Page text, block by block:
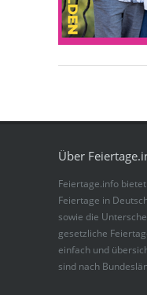
Über
Feiertage.info
Feiertage in
sowie die
gesetzliche
einfach und
sind nach